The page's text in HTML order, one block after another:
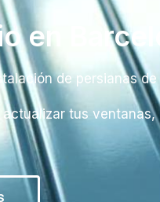
en
de persianas de
tus ventanas,